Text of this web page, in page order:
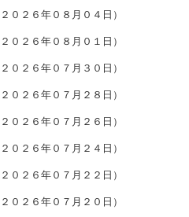
０２６年０８月０４日）
０２６年０８月０１日）
０２６年０７月３０日）
０２６年０７月２８日）
０２６年０７月２６日）
０２６年０７月２４日）
０２６年０７月２２日）
０２６年０７月２０日）